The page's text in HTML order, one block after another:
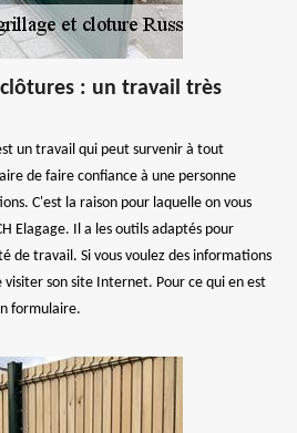
: un travail très
un travail qui peut survenir à tout
de faire confiance à une personne
C'est la raison pour laquelle on vous
Elagage. Il a les outils adaptés pour
de travail. Si vous voulez des informations
visiter son site Internet. Pour ce qui en est
formulaire.